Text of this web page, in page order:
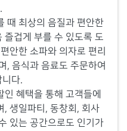
때 최상의 음질과 편안한
즐겁게 부를 수 있도록 도
안한 소파와 의자로 편리
, 음식과 음료도 주문하여
다.
혜택을 통해 고객들에
, 생일파티, 동창회, 회사
있는 공간으로도 인기가